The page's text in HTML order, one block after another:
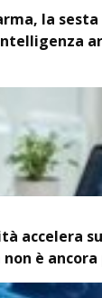
la
accelera
è